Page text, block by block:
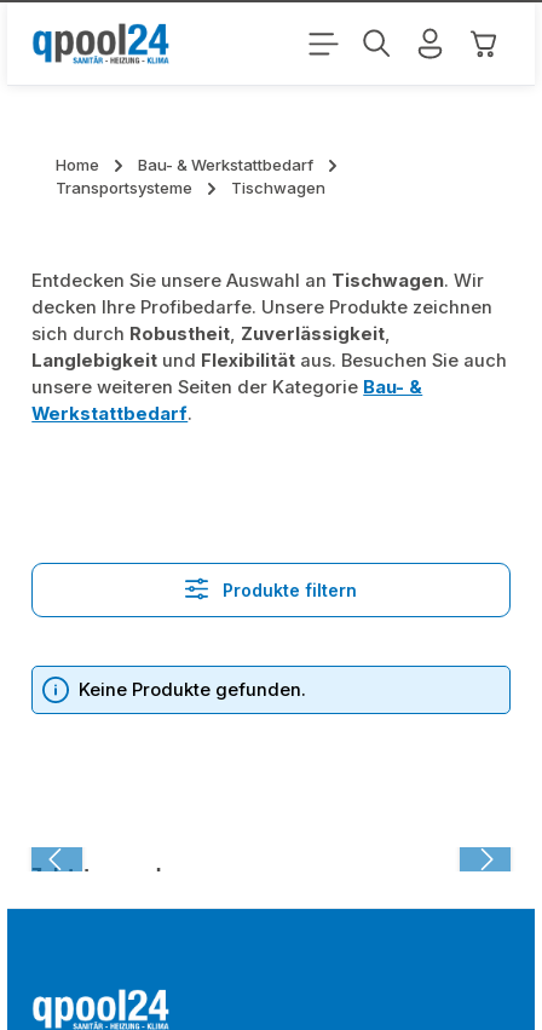
Zum Hauptinhalt springen
Home
Bau- & Werkstattbedarf
Transportsysteme
Tischwagen
Entdecken Sie unsere Auswahl an Tischwagen. Wir
decken Ihre Profibedarfe. Unsere Produkte zeichnen
sich durch Robustheit, Zuverlässigkeit,
Langlebigkeit und Flexibilität aus. Besuchen Sie auch
unsere weiteren Seiten der Kategorie Bau- &
Werkstattbedarf.
Produkte filtern
Keine Produkte gefunden.
Zuletzt angesehen: